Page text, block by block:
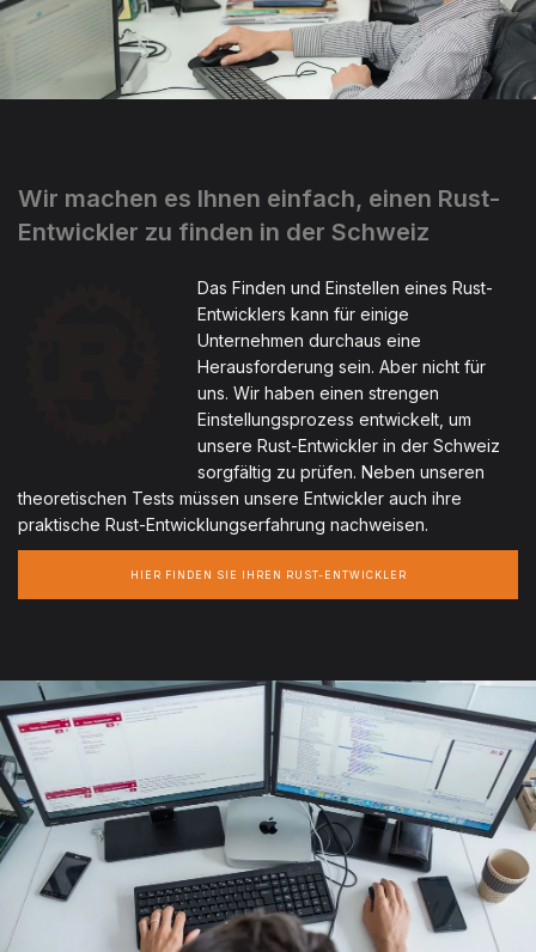
Wir machen es Ihnen einfach, einen Rust-
Entwickler zu finden in der Schweiz
Das Finden und Einstellen eines Rust-
Entwicklers kann für einige
Unternehmen durchaus eine
Herausforderung sein. Aber nicht für
uns. Wir haben einen strengen
Einstellungsprozess entwickelt, um
unsere Rust-Entwickler in der Schweiz
sorgfältig zu prüfen. Neben unseren
theoretischen Tests müssen unsere Entwickler auch ihre
praktische Rust-Entwicklungserfahrung nachweisen.
HIER FINDEN SIE IHREN RUST-ENTWICKLER